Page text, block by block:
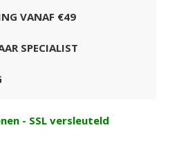
VANAF €49
SPECIALIST
- SSL versleuteld